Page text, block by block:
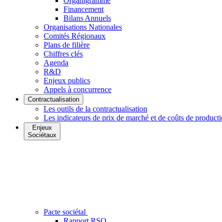
Financement
Bilans Annuels
Organisations Nationales
Comités Régionaux
Plans de filière
Chiffres clés
Agenda
R&D
Enjeux publics
Appels à concurrence
Contractualisation
Les outils de la contractualisation
Les indicateurs de prix de marché et de coûts de
Enjeux
Sociétaux
Pacte sociétal